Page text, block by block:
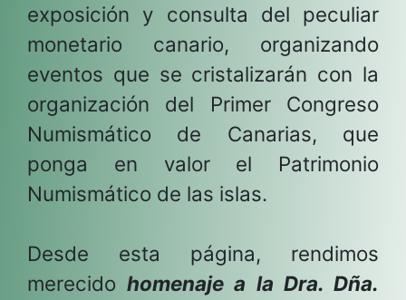
exposición y consulta del peculiar
monetario canario, organizando
eventos que se cristalizarán con la
organización del Primer Congreso
Numismático de Canarias, que
ponga en valor el Patrimonio
Numismático de las islas.
Desde esta página, rendimos
merecidohomenaje a la Dra. Dña.